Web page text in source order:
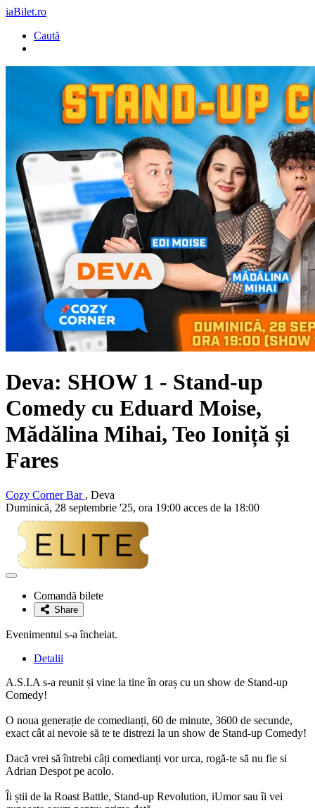
iaBilet.ro
Caută
Deva: SHOW 1 - Stand-up
Comedy cu Eduard Moise,
Mădălina Mihai, Teo Ioniță și
Fares
Cozy Corner Bar , Deva
Duminică, 28 septembrie '25, ora 19:00 acces de la 18:00
Adaugă
favoriteComandă bilete
Share
Evenimentul s-a încheiat.
Detalii
A.S.I.A s-a reunit și vine la tine în oraș cu un show de Stand-up
Comedy!
O noua generație de comedianți, 60 de minute, 3600 de secunde,
exact cât ai nevoie să te te distrezi la un show de Stand-up Comedy!
Dacă vrei să întrebi câți comedianți vor urca, rogă-te să nu fie si
Adrian Despot pe acolo.
Îi știi de la Roast Battle, Stand-up Revolution, iUmor sau îi vei